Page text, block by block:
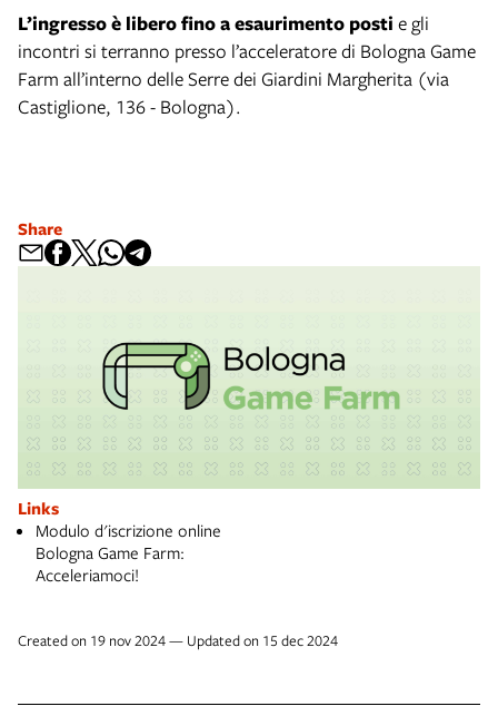
L’ingresso è liberofino a esaurimento posti e gli
incontri si terranno presso l’acceleratore di Bologna Game
Farm all’interno delle Serre dei Giardini Margherita (via
Castiglione, 136 - Bologna).
Links
Modulo d'iscrizione online
Bologna Game Farm:
Acceleriamoci!
Share
Created on 19 nov 2024 — Updated on 15 dec 2024